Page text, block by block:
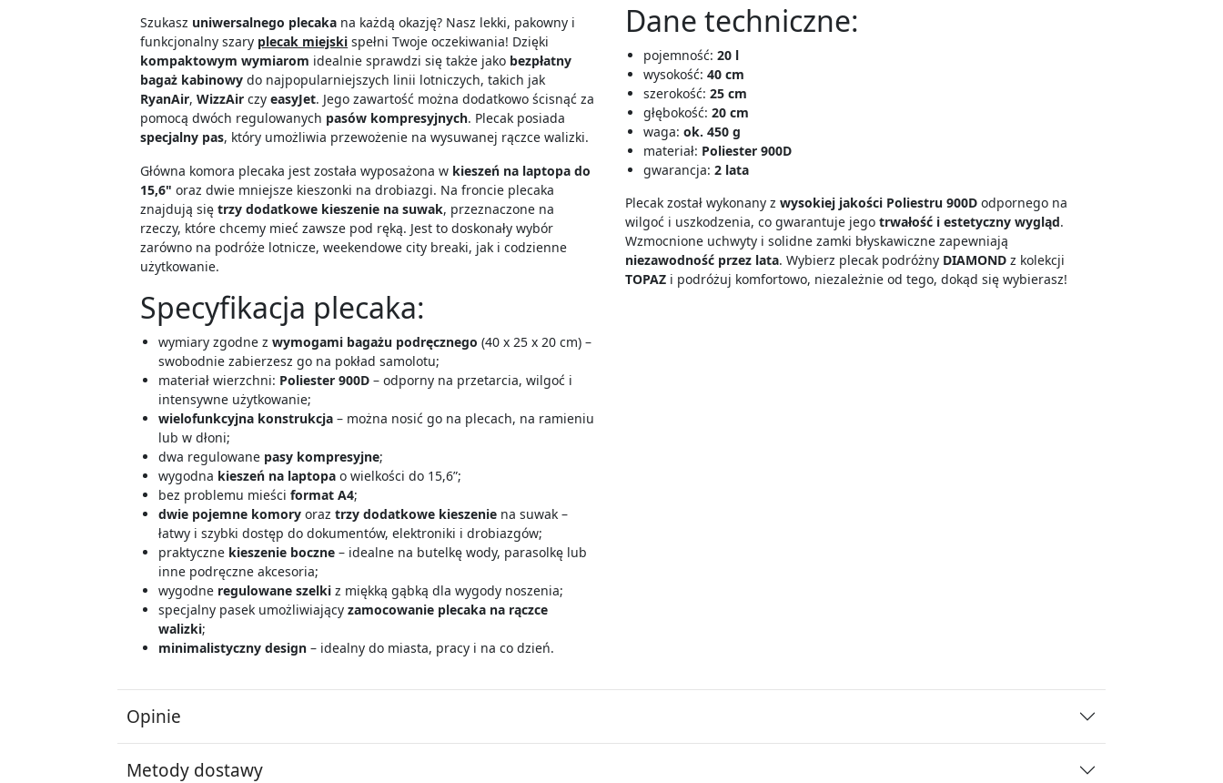
Szukasz uniwersalnego plecaka na każdą okazję? Nasz lekki, pakowny i
funkcjonalny szary plecak miejski spełni Twoje oczekiwania! Dzięki
kompaktowym wymiarom idealnie sprawdzi się także jako bezpłatny
bagaż kabinowy do najpopularniejszych linii lotniczych, takich jak
RyanAir,WizzAir czyeasyJet. Jego zawartość można dodatkowo ścisnąć za
pomocą dwóch regulowanych pasów kompresyjnych. Plecak posiada
specjalny pas, który umożliwia przewożenie na wysuwanej rączce walizki.
Główna komora plecaka jest została wyposażona w kieszeń na laptopa do
15,6"oraz dwie mniejsze kieszonki na drobiazgi. Na froncie plecaka
znajdują siętrzy dodatkowe kieszenie na suwak, przeznaczone na
rzeczy, które chcemy mieć zawsze pod ręką. Jest to doskonały wybór
zarówno na podróże lotnicze, weekendowe city breaki, jak i codzienne
użytkowanie.
Specyfikacja plecaka:
wymiary zgodne z wymogami bagażu podręcznego(40 x 25 x 20 cm) –
swobodnie zabierzesz go na pokład samolotu;
materiał wierzchni: Poliester 900D – odporny na przetarcia, wilgoć i
intensywne użytkowanie;
wielofunkcyjna konstrukcja– można nosić go na plecach, na ramieniu
lub w dłoni;
dwa regulowane pasy kompresyjne;
wygodna kieszeń na laptopa o wielkości do 15,6”;
bez problemu mieściformat A4;
dwie pojemne komory oraztrzy dodatkowe kieszenie na suwak –
łatwy i szybki dostęp do dokumentów, elektroniki i drobiazgów;
praktyczne kieszenie boczne – idealne na butelkę wody, parasolkę lub
inne podręczne akcesoria;
wygodne regulowane szelkiz miękką gąbką dla wygody noszenia;
specjalny pasek umożliwiającyzamocowanie plecaka na rączce
walizki;
minimalistyczny design – idealny do miasta, pracy i na co dzień.
Dane techniczne:
pojemność: 20 l
wysokość: 40 cm
szerokość: 25 cm
głębokość: 20 cm
waga: ok. 450 g
materiał: Poliester 900D
gwarancja: 2 lata
Plecak został wykonany z wysokiej jakości Poliestru 900D odpornego na
wilgoć i uszkodzenia, co gwarantuje jego trwałość i estetyczny wygląd.
Wzmocnione uchwyty i solidne zamki błyskawiczne zapewniają
niezawodność przez lata. Wybierz plecak podróżny DIAMOND z kolekcji
TOPAZ i podróżuj komfortowo, niezależnie od tego, dokąd się wybierasz!
Opinie
Metody dostawy